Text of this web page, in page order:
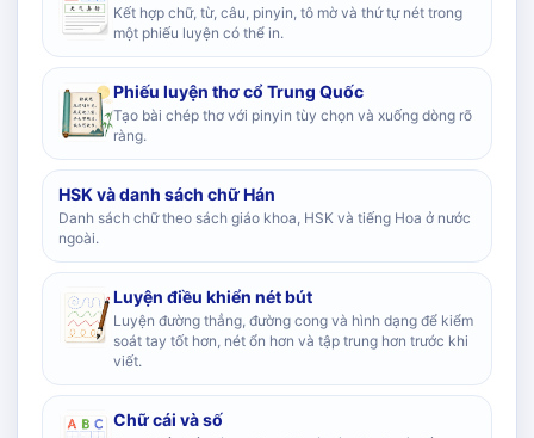
Kết hợp chữ, từ, câu, pinyin, tô mờ và thứ tự nét trong
một phiếu luyện có thể in.
Phiếu luyện thơ cổ Trung Quốc
Tạo bài chép thơ với pinyin tùy chọn và xuống dòng rõ
ràng.
HSK và danh sách chữ Hán
Danh sách chữ theo sách giáo khoa, HSK và tiếng Hoa ở nước
ngoài.
Luyện điều khiển nét bút
Luyện đường thẳng, đường cong và hình dạng để kiểm
soát tay tốt hơn, nét ổn hơn và tập trung hơn trước khi
viết.
Chữ cái và số